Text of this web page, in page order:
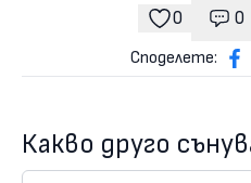
0
0
Споделете:
Какво друго